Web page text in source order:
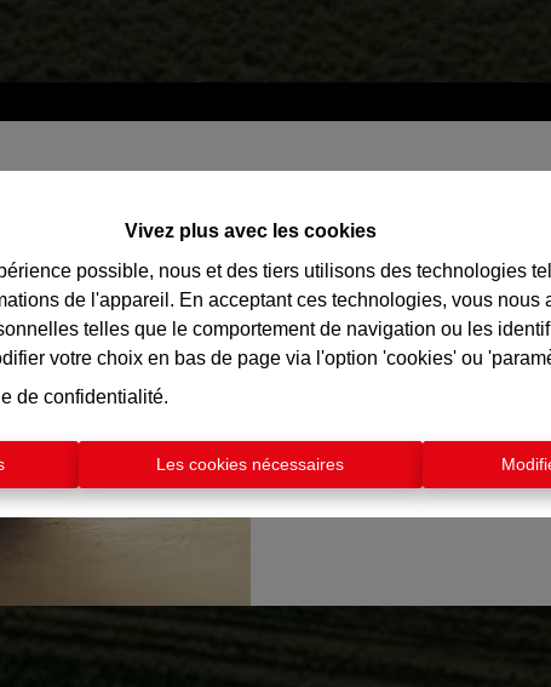
Vivez plus avec les cookies
possible, nous et des tiers utilisons des technologies
de l'appareil. En acceptant ces technologies, vous nous
telles que le comportement de navigation ou les
votre choix en bas de page via l'option 'cookies' ou
de confidentialité.
Les cookies nécessaires
?
Recevez dès maintenant
immobilière en ligne
valeur actuelle de